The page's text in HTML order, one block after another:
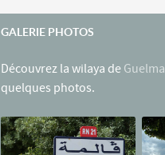
GALERIE PHOTOS
Découvrez la wilaya de Guelma
quelques photos.